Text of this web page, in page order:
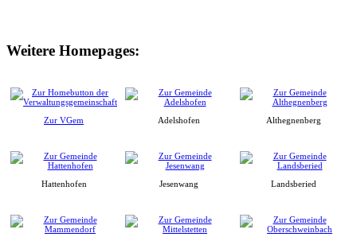
Weitere Homepages:
Zur VGem Adelshofen Althegnenberg
Hattenhofen Jesenwang Landsberied